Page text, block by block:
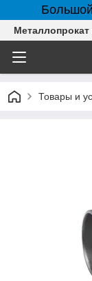
Металлопрокат
Товары и